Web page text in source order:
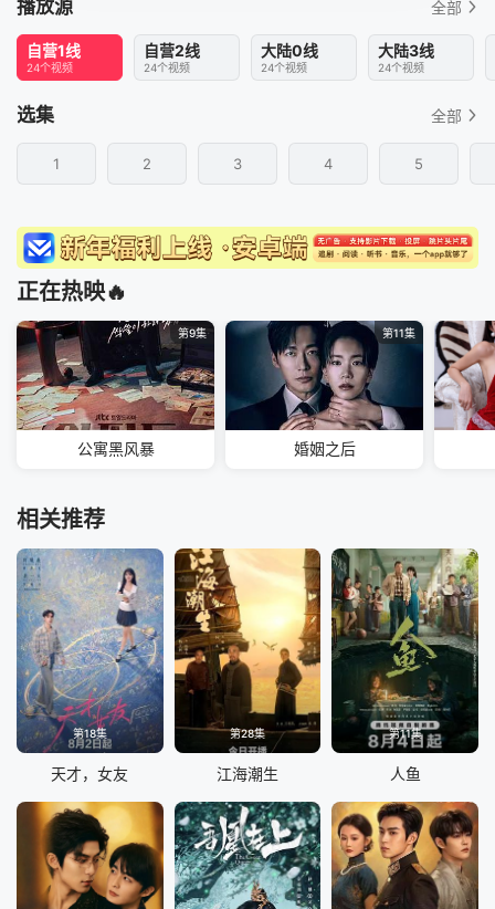
播放源 全部
自营1线
24个视频
自营2线
24个视频
大陆0线
24个视频
大陆3线
24个视频
选集 全部
1 2 3 4 5
正在热映🔥
第9集
公寓黑风暴
第11集
婚姻之后
相关推荐
第18集
天才，女友
第28集
江海潮生
第11集
人鱼